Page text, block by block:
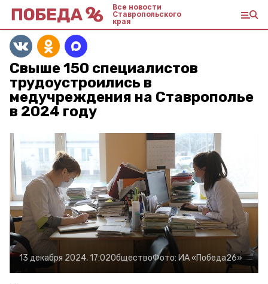
Все новости
Ставропольского
края
Свыше 150 специалистов
трудоустроились в
медучреждения на Ставрополье
в 2024 году
13 декабря 2024, 17:02ОбществоФото: ИА «Победа26»